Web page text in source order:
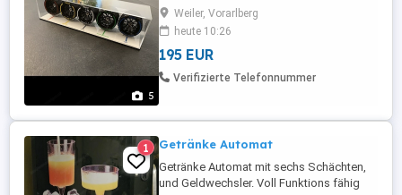
5
ungefähren Maßstab 1:15. Die fünf Reifen
sind in einem transparenten Acrylgehäuse
präsentiert und mit den originalen
Mischungen der Saison 2022 beschriftet.
Enthalten sind: * Medium * Hard * Soft *
Weiler, Vorarlberg
heute 10:26
195 EUR
Verifizierte Telefonnummer
1 Getränke Automat
Getränke Automat mit sechs Schächten,
und Geldwechsler. Voll Funktions fähig